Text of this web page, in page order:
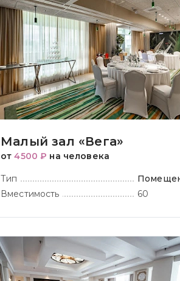
Малый зал «Вега»
от4500 ₽ на человека
Тип
Вместимость
60